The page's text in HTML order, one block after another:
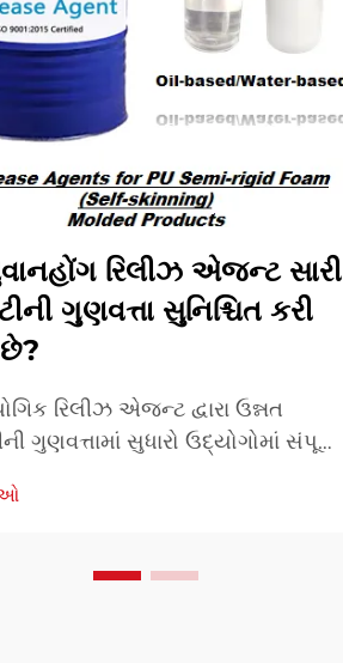
રિલીઝ એજન્ટ સારી
ગુણવત્તા સુનિશ્ચિત કરી
રિલીઝ એજન્ટ દ્વારા ઉન્નત
ગુણવત્તામાં સુધારો ઉદ્યોગોમાં સંપૂર્ણ
ચાલી આવી રહી છે. રિલીઝ એજન્ટ